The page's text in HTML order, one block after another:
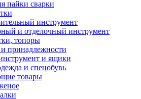
пайки сварки
инструмент
и отделочный инструмент
топоры
принадлежности
и ящики
и спецобувь
товары